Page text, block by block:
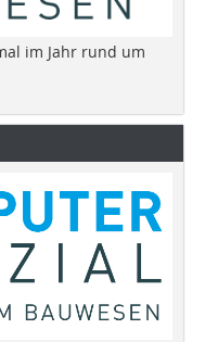
im Jahr rund um